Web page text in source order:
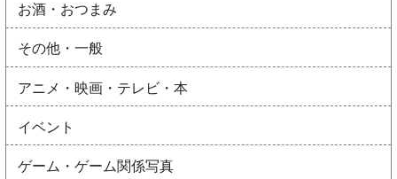
お酒・おつまみ
その他・一般
アニメ・映画・テレビ・本
イベント
ゲーム・ゲーム関係写真